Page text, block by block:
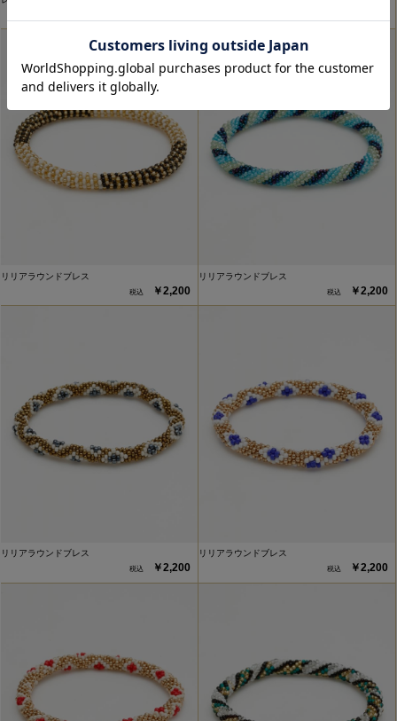
リリアラウンドブレス
￥2,200
リリアラウンドブレス
￥2,200
リリアラウンドブレス
￥2,200
リリアラウンドブレス
￥2,200